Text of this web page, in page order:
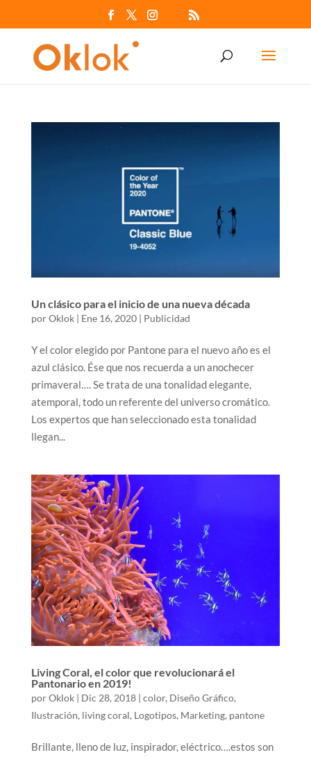
Un clásico para el inicio de una nueva década
porOklok| Ene 16, 2020| Publicidad
Y el color elegido por Pantone para el nuevo año es el
azul clásico. Ése que nos recuerda a un anochecer
primaveral…. Se trata de una tonalidad elegante,
atemporal, todo un referente del universo cromático.
Los expertos que han seleccionado esta tonalidad
llegan...
Living Coral, el color que revolucionará el
Pantonario en 2019!
porOklok| Dic 28, 2018| color, Diseño Gráfico,
Ilustración, living coral, Logotipos, Marketing, pantone
Brillante, lleno de luz, inspirador, eléctrico….estos son